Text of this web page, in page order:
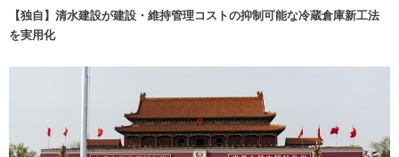
【独自】清水建設が建設・維持管理コストの抑制可能な冷蔵倉庫新工法
を実用化